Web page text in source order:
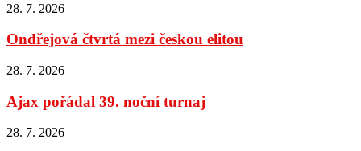
28. 7. 2026
Ondřejová čtvrtá mezi českou elitou
28. 7. 2026
Ajax pořádal 39. noční turnaj
28. 7. 2026